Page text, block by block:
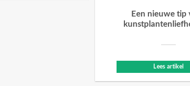
Een nieuwe tip
Lees artikel